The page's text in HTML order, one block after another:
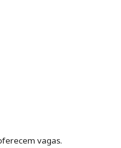
vagas.